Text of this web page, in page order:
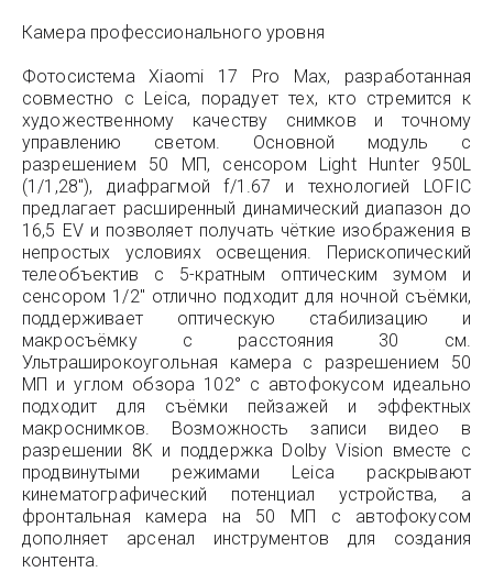
Камера профессионального уровня
Фотосистема Xiaomi 17 Pro Max, разработанная
совместно с Leica, порадует тех, кто стремится к
художественному качеству снимков и точному
управлению светом. Основной модуль с
разрешением 50 МП, сенсором Light Hunter 950L
(1/1,28″), диафрагмой f/1.67 и технологией LOFIC
предлагает расширенный динамический диапазон до
16,5 EV и позволяет получать чёткие изображения в
непростых условиях освещения. Перископический
телеобъектив с 5-кратным оптическим зумом и
сенсором 1/2″ отлично подходит для ночной съёмки,
поддерживает оптическую стабилизацию и
макросъёмку с расстояния 30 см.
Ультраширокоугольная камера с разрешением 50
МП и углом обзора 102° с автофокусом идеально
подходит для съёмки пейзажей и эффектных
макроснимков. Возможность записи видео в
разрешении 8K и поддержка Dolby Vision вместе с
продвинутыми режимами Leica раскрывают
кинематографический потенциал устройства, а
фронтальная камера на 50 МП с автофокусом
дополняет арсенал инструментов для создания
контента.